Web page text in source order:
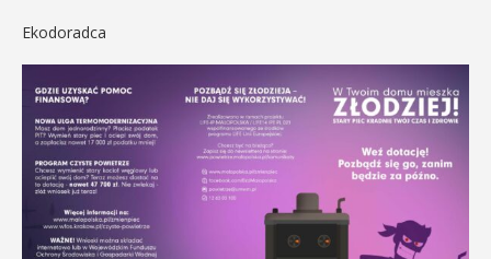
Ekodoradca